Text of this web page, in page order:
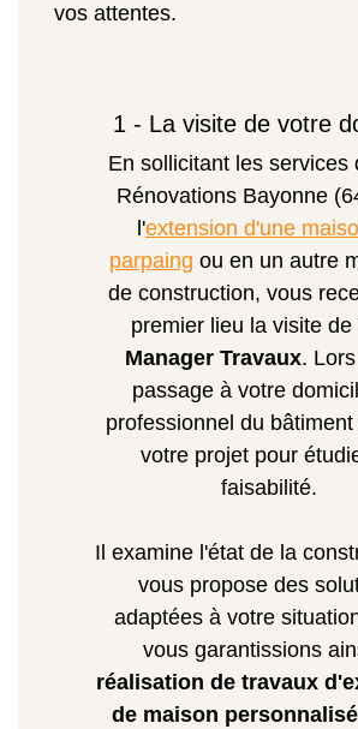
vos attentes.
1 - La visite de votre
En sollicitant les services
Rénovations Bayonne
l'extension d'une
parpaing ou en un autre
de construction, vous
premier lieu la visite de
Manager Travaux.
passage à votre
professionnel du
votre projet pour
faisabilité.
Il examine l'état de la
vous propose des
adaptées à votre
vous garantissions
réalisation de travaux
de maison